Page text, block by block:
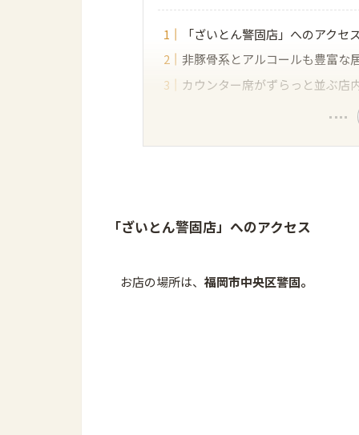
「ざいとん警固店」へのアクセス
非豚骨系とアルコールも豊富な
カウンター席がずらっと並ぶ店
「ざいとん警固店」へのアクセス
お店の場所は、 福岡市中央区警固。